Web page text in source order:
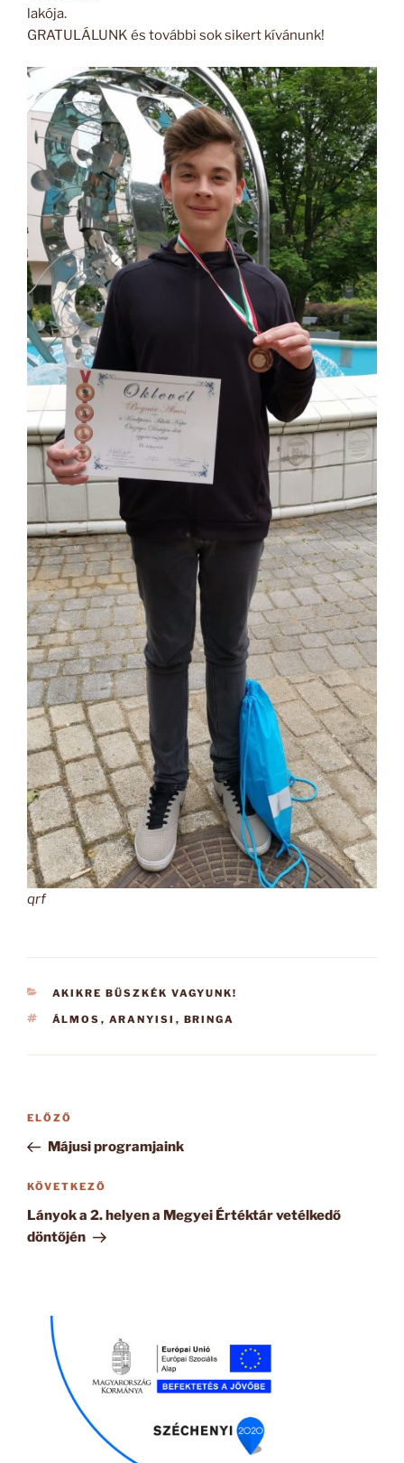
lakója.
GRATULÁLUNK és további sok sikert kívánunk!
qrf
KATEGÓRIÁK
AKIKRE BÜSZKÉK VAGYUNK!
CÍMKÉK
ÁLMOS , ARANYISI , BRINGA
Bejegyzés
Korábbi
bejegyzés
ELŐZŐ
Májusi programjaink
Következő
bejegyzés
KÖVETKEZŐ
Lányok a 2. helyen a Megyei Értéktár vetélkedő
döntőjén